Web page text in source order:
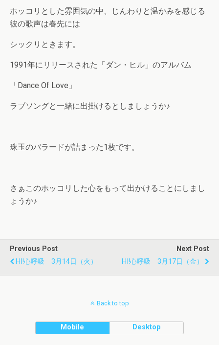
ホッコリとした雰囲気の中、じんわりと温かみを感じる
彼の歌声は春先には
シックリときます。
1991年にリリースされた「ダン・ヒル」のアルバム
「Dance Of Love」
ラブソングと一緒に出掛けるとしましょうか♪
珠玉のバラードが詰まった1枚です。
さぁこのホッコリした心をもって出かけることにしまし
ょうか♪
Previous Post
HI!心呼吸 3月14日（火）
Next Post
HI!心呼吸 3月17日（金）
Back to top
Mobile Desktop